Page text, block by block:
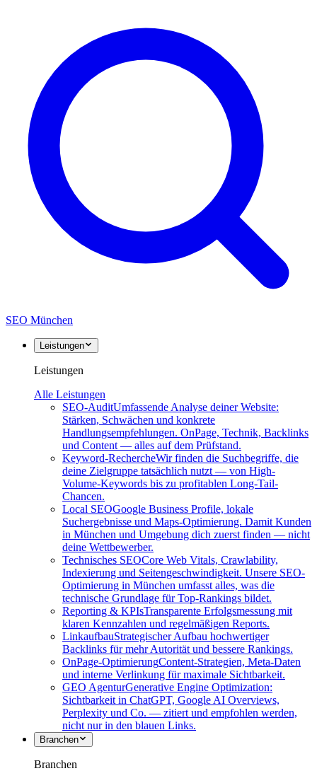
SEO München
Leistungen
Leistungen
Alle Leistungen
SEO-AuditUmfassende Analyse deiner Website:
Stärken, Schwächen und konkrete
Handlungsempfehlungen. OnPage, Technik, Backlinks
und Content — alles auf dem Prüfstand.
Keyword-RechercheWir finden die Suchbegriffe, die
deine Zielgruppe tatsächlich nutzt — von High-
Volume-Keywords bis zu profitablen Long-Tail-
Chancen.
Local SEOGoogle Business Profile, lokale
Suchergebnisse und Maps-Optimierung. Damit Kunden
in München und Umgebung dich zuerst finden — nicht
deine Wettbewerber.
Technisches SEOCore Web Vitals, Crawlability,
Indexierung und Seitengeschwindigkeit. Unsere SEO-
Optimierung in München umfasst alles, was die
technische Grundlage für Top-Rankings bildet.
Reporting & KPIsTransparente Erfolgsmessung mit
klaren Kennzahlen und regelmäßigen Reports.
LinkaufbauStrategischer Aufbau hochwertiger
Backlinks für mehr Autorität und bessere Rankings.
OnPage-OptimierungContent-Strategien, Meta-Daten
und interne Verlinkung für maximale Sichtbarkeit.
GEO AgenturGenerative Engine Optimization:
Sichtbarkeit in ChatGPT, Google AI Overviews,
Perplexity und Co. — zitiert und empfohlen werden,
nicht nur in den blauen Links.
Branchen
Branchen